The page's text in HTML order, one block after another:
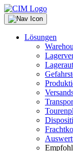
Lösungen